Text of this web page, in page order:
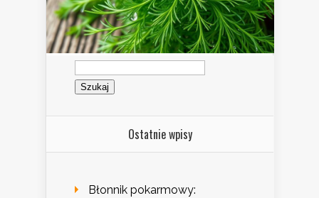
Szukaj:
Ostatnie wpisy
Błonnik pokarmowy: